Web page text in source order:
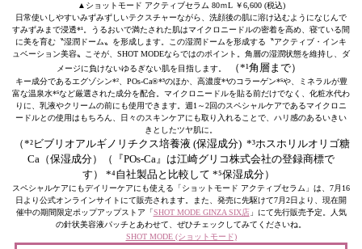
▲ショットモード アクティブセラム 80ｍL ￥6,600 (税込)
日常使いしやすいみずみずしいテクスチャーながら、洗顔後の肌に溶け込むようになじんで
すみずみまで浸透*¹。うるおいで満たされた肌はマイクロニードルの密着を高め、寝ている間
に美を育む〝湿潤ドーム〟を形成します。この湿潤ドームを形成する〝アクティブ・インキ
ュベーション美容〟こそが、SHOT MODEならではのポイント。角層の湿潤状態を維持し、ダ
メージに負けないゆるぎない肌を目指します。
（*¹角層まで）
キー成分であるエグゾシン*²、POs-Ca®*³のほか、高濃度*⁴のコラーゲン*⁵や、ミネラルが豊
富な温泉水*⁵など厳選された成分を配合。マイクロニードルを貼る前だけでなく、化粧水代わ
りに、乳液やクリームの前にも使用できます。週1～2回のスペシャルケアであるマイクロニ
ードルとの使用はもちろん、日々のスキンケアにも取り入れることで、ハリ感のあるいきい
きとしたツヤ肌に。
（*²ビブリオアルギノリチクス培養液 (保湿成分) *³ホスホリルオリゴ糖
Ca（保湿成分）（『POs-Ca』は江崎グリコ株式会社の登録商標で
す） *⁴自社製品と比較して *⁵保湿成分）
スペシャルケアにもデイリーケアにも使える「ショットモード アクティブセラム」は、7月16
日より公式オンラインサイトにて販売されます。また、発売に先駆けて7月2日より、現在開
催中の期間限定ポップアップストア「SHOT MODE GINZA SIX店」にて先行販売予定。人気
の針状美容液パッチとあわせて、ぜひチェックしてみてくださいね。
SHOT MODE (ショットモード)